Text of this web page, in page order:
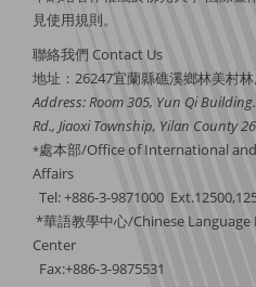
見使用規則。
聯絡我們 Contact Us
地址：26247宜蘭縣礁溪鄉林美村
Address: Room 305, Yun Qi
Rd., Jiaoxi Township, Yilan County
*處本部/Office of International
Affairs
Tel: +886-3-9871000
*華語教學中心/Chinese
Center
Fax:+886-3-